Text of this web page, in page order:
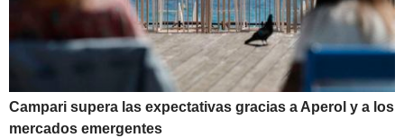
Campari supera las expectativas gracias a Aperol y a los
mercados emergentes